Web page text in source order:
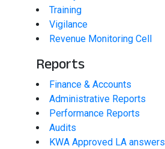
Training
Vigilance
Revenue Monitoring Cell
Reports
Finance & Accounts
Administrative Reports
Performance Reports
Audits
KWA Approved LA answers